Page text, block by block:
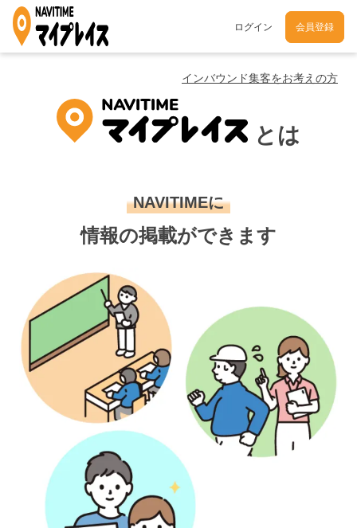
ログイン 会員登録
インバウンド集客をお考えの方
とは
NAVITIMEに
情報の掲載ができます